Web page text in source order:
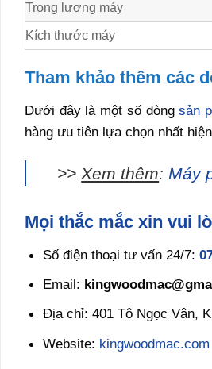
Trọng lượng máy
Kích thước máy
Tham khảo thêm các
Dưới đây là một số dòngsản
hàng ưu tiên lựa chọn nhất
>>Xem thêm: Máy
Mọi thắc mắc xin vui
Số điện thoại tư vấn 24/7:
Email:
Địa chỉ: 401 Tô Ngọc Vân,
Website: kingwoodmac.com